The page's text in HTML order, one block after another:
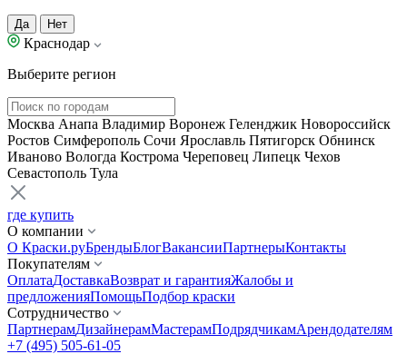
Да Нет
Краснодар
Выберите регион
Москва Анапа Владимир Воронеж Геленджик Новороссийск
Ростов Симферополь Сочи Ярославль Пятигорск Обнинск
Иваново Вологда Кострома Череповец Липецк Чехов
Севастополь Тула
где купить
О компании
О Краски.руБрендыБлогВакансииПартнерыКонтакты
Покупателям
ОплатаДоставкаВозврат и гарантияЖалобы и
предложенияПомощьПодбор краски
Сотрудничество
ПартнерамДизайнерамМастерамПодрядчикамАрендодателям
+7 (495) 505-61-05